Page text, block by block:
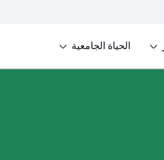
الحياة الجامعية